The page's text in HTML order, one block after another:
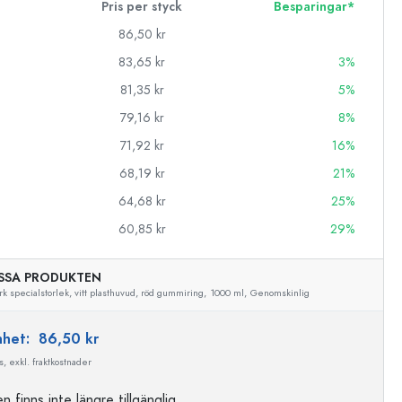
Pris per styck
Besparingar*
86,50 kr
83,65 kr
3%
81,35 kr
5%
79,16 kr
8%
71,92 kr
16%
68,19 kr
21%
64,68 kr
25%
60,85 kr 29%
PRODUKTEN
specialstorlek, vitt plasthuvud, röd gummiring, 1000 ml, Genomskinlig
86,50 kr
exkl. fraktkostnader